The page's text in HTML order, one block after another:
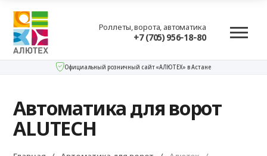
Роллеты, ворота, автоматика
+7 (705) 956-18-80
Официальный розничный сайт «АЛЮТЕХ» в Астане
Автоматика для ворот
ALUTECH